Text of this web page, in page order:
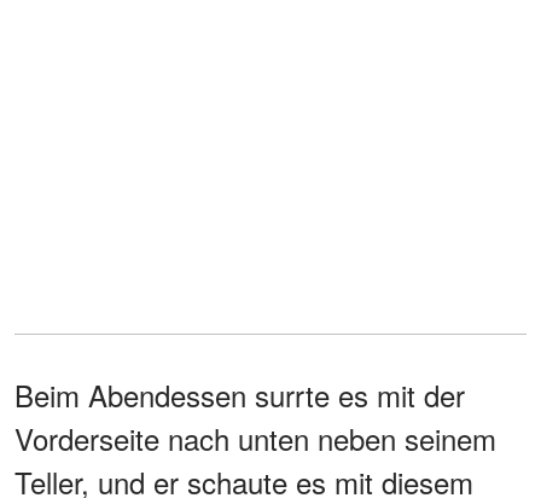
Beim Abendessen surrte es mit der
Vorderseite nach unten neben seinem
Teller, und er schaute es mit diesem